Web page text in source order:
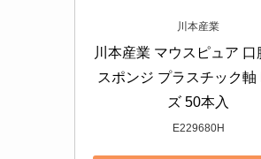
川本産業
川本産業 マウスピュア 口
スポンジ プラスチック軸
ズ 50本入
E229680H